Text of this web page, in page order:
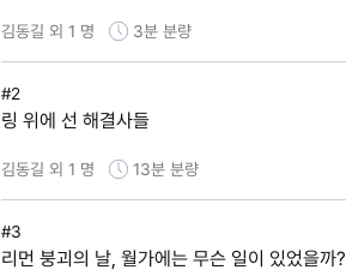
김동길 외 1 명 3분 분량
#2
링 위에 선 해결사들
김동길 외 1 명 13분 분량
#3
리먼 붕괴의 날, 월가에는 무슨 일이 있었을까?